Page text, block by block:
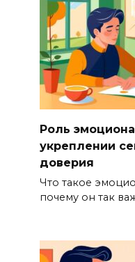
Роль
укреплении
доверия
Что такое
почему он так